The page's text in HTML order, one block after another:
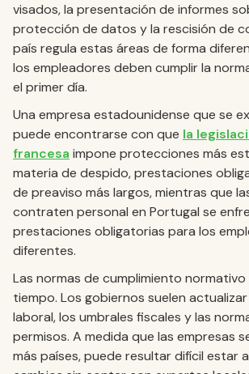
visados, la presentación de informes
protección de datos y la rescisión de
país regula estas áreas de forma
los empleadores deben cumplir la
el primer día.
Una empresa estadounidense que se
puede encontrarse con que la
francesa impone protecciones más
materia de despido, prestaciones
de preaviso más largos, mientras que
contraten personal en Portugal se
prestaciones obligatorias para los
diferentes.
Las normas de cumplimiento
tiempo. Los gobiernos suelen
laboral, los umbrales fiscales y las
permisos. A medida que las empresas
más países, puede resultar difícil estar